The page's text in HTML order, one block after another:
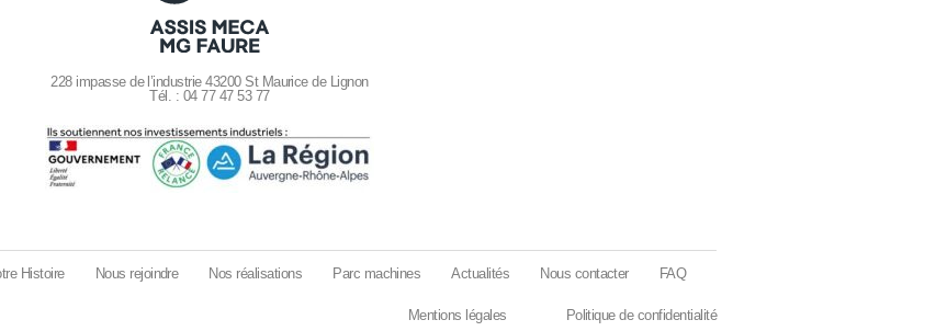
228 impasse de l’industrie 43200 St Maurice de Lignon
Tél. : 04 77 47 53 77
Histoire Nous rejoindre Nos réalisations Parc machines Actualités Nous contacter FAQ
Mentions légales Politique de confidentialité